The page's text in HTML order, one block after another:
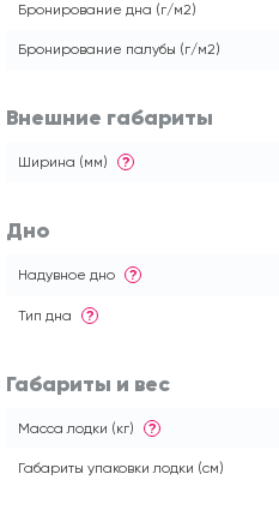
Бронирование дна (г/м2)
Бронирование палубы (г/м2)
Внешние габариты
Ширина (мм) ?
Дно
Надувное дно ?
Тип дна ?
Габариты и вес
Масса лодки (кг) ?
Габариты упаковки лодки (см)